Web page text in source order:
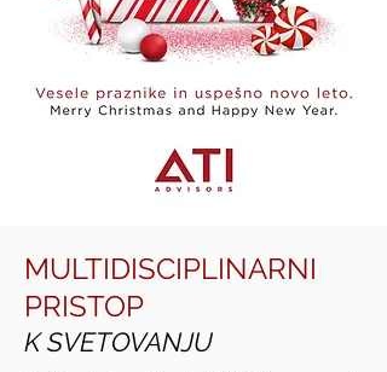
MULTIDISCIPLINARNI
PRISTOP
K SVETOVANJU